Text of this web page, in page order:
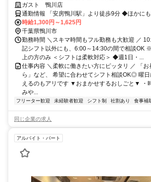
合わせやすい キッチンバイト未経験者も大歓迎◎食事補助や交通費など
待遇も充実
ガスト 鴨川店
通勤情報 「安房鴨川駅」より徒歩9分 ◆ほかに
安房小湊 / 江見 ] からも車で5～15分程度!!※自転
OK
時給1,300円～1,625円
千葉県鴨川市
勤務時間 ＼スキマ時間もフル勤務も大歓迎 ／
記シフト以外にも、6:00～14:30の間で相談OK
上の方のみ ＜シフトは柔軟対応＞ ◆週1日・...
仕事内容 ＼柔軟に働きたい方にピッタリ ／ 「
ら」など、 希望に合わせてシフト相談OK◎ 曜
えるのもアリです ▼おまかせするおしごと▼ ・
みや...
フリーター歓迎 未経験者歓迎 シフト制 社割あり 食事補
同じ企業の求人
アルバイト・パート